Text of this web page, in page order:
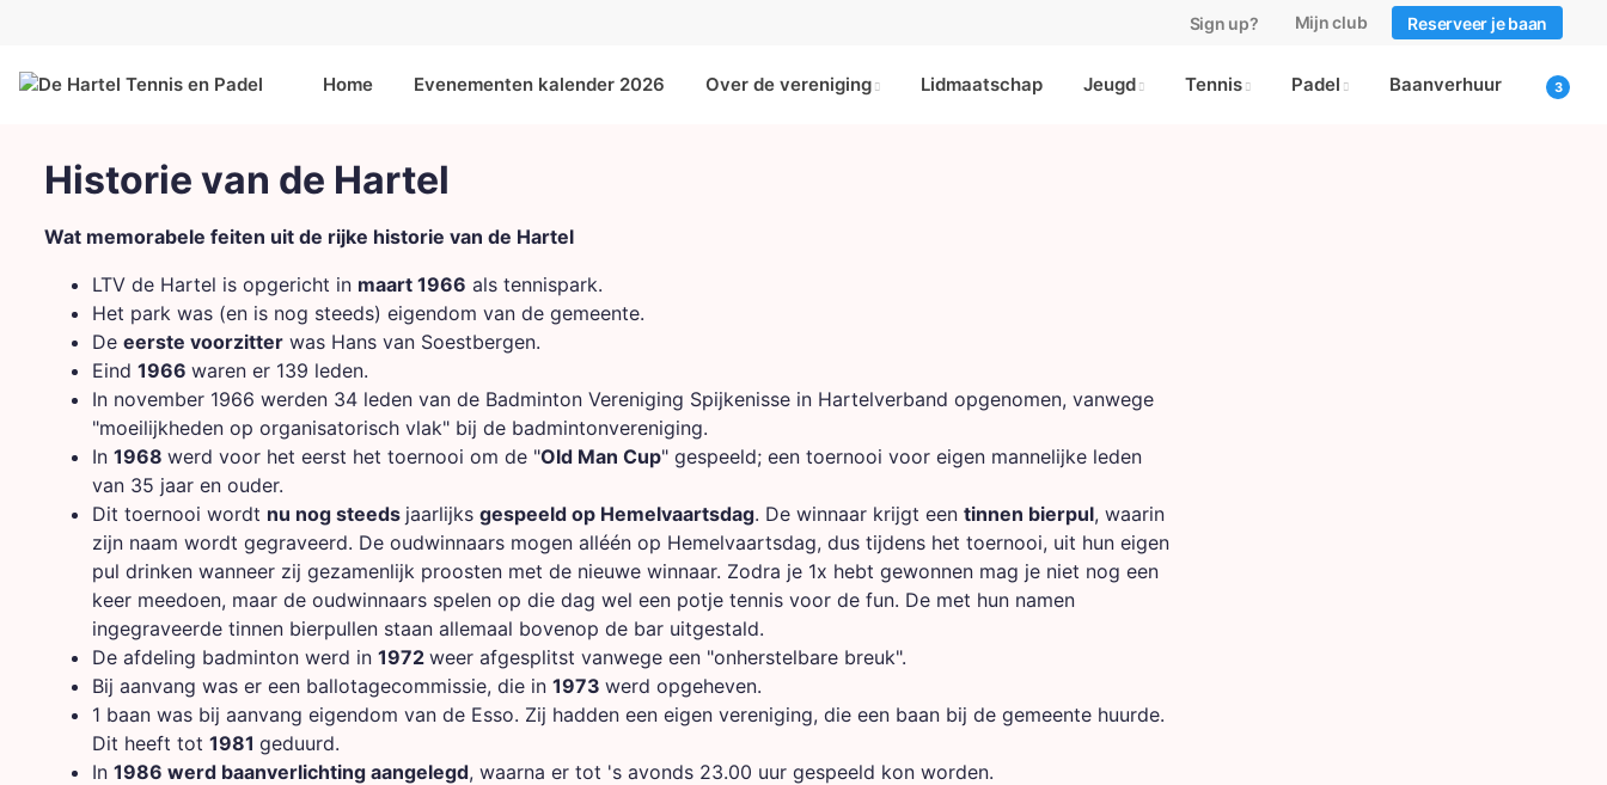
Sign up? Mijn club Reserveer je baan
Home Evenementen kalender 2026 Over de vereniging Lidmaatschap Jeugd Tennis Padel Baanverhuur
Historie van de Hartel
Wat memorabele feiten uit de rijke historie van de Hartel
LTV de Hartel is opgericht in maart 1966 als tennispark.
Het park was (en is nog steeds) eigendom van de gemeente.
De eerste voorzitter was Hans van Soestbergen.
Eind 1966 waren er 139 leden.
In november 1966 werden 34 leden van de Badminton Vereniging Spijkenisse in Hartelverband opgenomen, vanwege
"moeilijkheden op organisatorisch vlak" bij de badmintonvereniging.
In 1968 werd voor het eerst het toernooi om de "Old Man Cup" gespeeld; een toernooi voor eigen mannelijke leden
van 35 jaar en ouder.
Dit toernooi wordt nu nog steeds jaarlijks gespeeld op Hemelvaartsdag. De winnaar krijgt een tinnen bierpul, waarin
zijn naam wordt gegraveerd. De oudwinnaars mogen alléén op Hemelvaartsdag, dus tijdens het toernooi, uit hun eigen
pul drinken wanneer zij gezamenlijk proosten met de nieuwe winnaar. Zodra je 1x hebt gewonnen mag je niet nog een
keer meedoen, maar de oudwinnaars spelen op die dag wel een potje tennis voor de fun. De met hun namen
ingegraveerde tinnen bierpullen staan allemaal bovenop de bar uitgestald.
De afdeling badminton werd in 1972 weer afgesplitst vanwege een "onherstelbare breuk".
Bij aanvang was er een ballotagecommissie, die in 1973 werd opgeheven.
1 baan was bij aanvang eigendom van de Esso. Zij hadden een eigen vereniging, die een baan bij de gemeente huurde.
Dit heeft tot 1981 geduurd.
In 1986 werd baanverlichting aangelegd, waarna er tot 's avonds 23.00 uur gespeeld kon worden.